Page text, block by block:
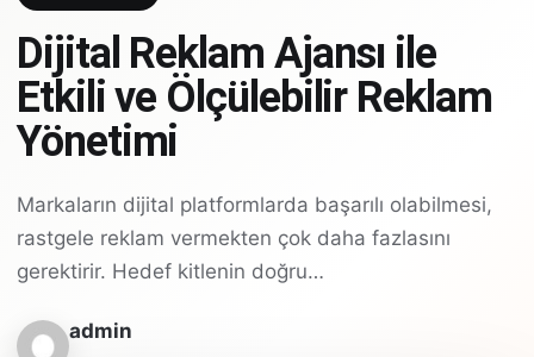
Dijital Reklam Ajansı ile
Etkili ve Ölçülebilir Reklam
Yönetimi
Markaların dijital platformlarda başarılı olabilmesi,
rastgele reklam vermekten çok daha fazlasını
gerektirir. Hedef kitlenin doğru…
admin